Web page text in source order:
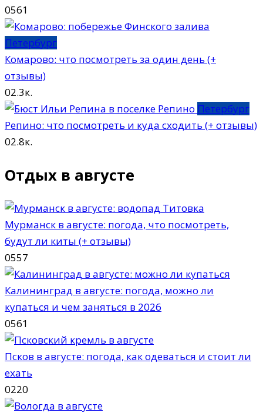
0561
Петербург
Комарово: что посмотреть за один день (+
отзывы)
02.3к.
Петербург
Репино: что посмотреть и куда сходить (+ отзывы)
02.8к.
Отдых в августе
Мурманск в августе: погода, что посмотреть,
будут ли киты (+ отзывы)
0557
Калининград в августе: погода, можно ли
купаться и чем заняться в 2026
0561
Псков в августе: погода, как одеваться и стоит ли
ехать
0220